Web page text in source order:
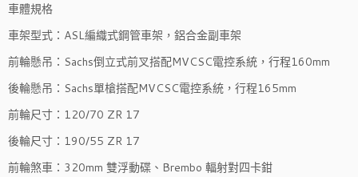
車體規格
車架型式：ASL編織式鋼管車架，鋁合金副車架
前輪懸吊：Sachs倒立式前叉搭配MVCSC電控系統，行程160mm
後輪懸吊：Sachs單槍搭配MVCSC電控系統，行程165mm
前輪尺寸：120/70 ZR 17
後輪尺寸：190/55 ZR 17
前輪煞車：320mm 雙浮動碟、Brembo 輻射對四卡鉗